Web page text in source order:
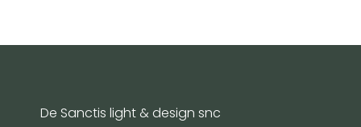
De Sanctis light & design snc